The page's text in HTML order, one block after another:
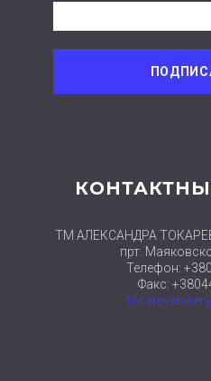
ТМ АЛЕКСАНДРА
прт.
Телефон:
Факс: